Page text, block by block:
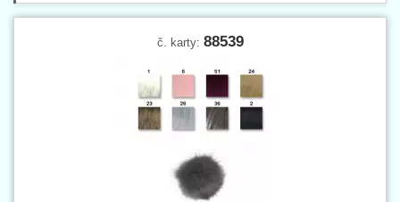
č. karty: 88539